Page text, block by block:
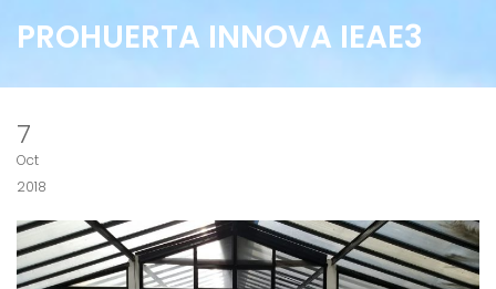
PROHUERTA INNOVA IEAE3
7
Oct
2018